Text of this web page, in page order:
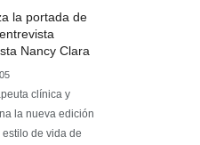
la portada de
Nancy Clara
clínica y
la nueva edición
de vida de